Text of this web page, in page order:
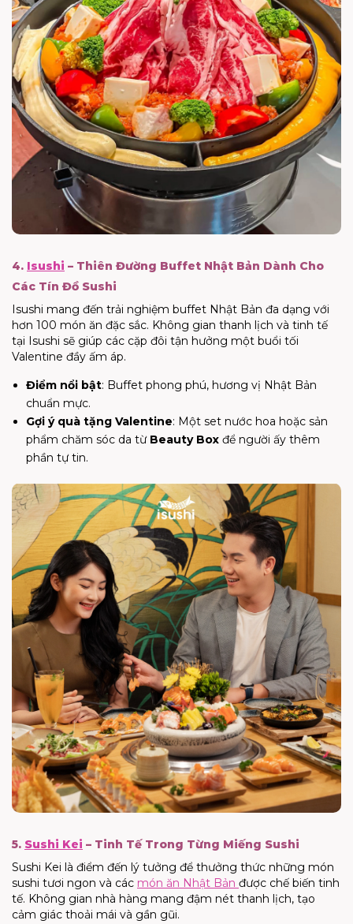
4. Isushi – Thiên Đường Buffet Nhật Bản Dành Cho
Các Tín Đồ Sushi
Isushi mang đến trải nghiệm buffet Nhật Bản đa dạng với
hơn 100 món ăn đặc sắc. Không gian thanh lịch và tinh tế
tại Isushi sẽ giúp các cặp đôi tận hưởng một buổi tối
Valentine đầy ấm áp.
Điểm nổi bật: Buffet phong phú, hương vị Nhật Bản
chuẩn mực.
Gợi ý quà tặng Valentine: Một set nước hoa hoặc sản
phẩm chăm sóc da từ Beauty Box để người ấy thêm
phần tự tin.
5. Sushi Kei – Tinh Tế Trong Từng Miếng Sushi
Sushi Kei là điểm đến lý tưởng để thưởng thức những món
sushi tươi ngon và các món ăn Nhật Bản được chế biến tinh
tế. Không gian nhà hàng mang đậm nét thanh lịch, tạo
cảm giác thoải mái và gần gũi.